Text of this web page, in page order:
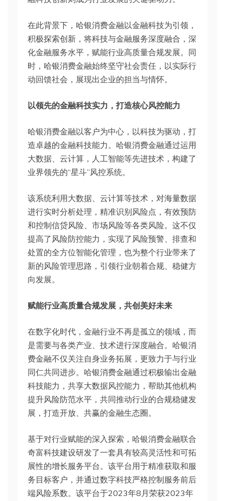
在此背景下，哈银消费金融以金融科技为引领，
积极探索创新，将科技与金融服务深度融合，深
化金融服务水平，赋能行业高质量合规发展。同
时，哈银消费金融始终坚守社会责任，以实际行
动回馈社会，展现出企业的担当与情怀。
以领先的金融科技实力，打造核心风控能力
哈银消费金融以客户为中心，以科技为驱动，打
造卓越的金融科技能力。哈银消费金融通过运用
大数据、云计算，人工智能等先进技术，构建了
业界领先的“星斗”风控系统。
该系统利用大数据、云计算等技术，对海量数据
进行实时分析处理，精准识别风险点，有效预防
和控制信贷风险、市场风险等各类风险。这不仅
提高了风险防控能力，实现了风险预警、排查和
处置的全方位智能化管理，也为整个行业带来了
新的风险管理思路，引领行业朝着合规、稳健方
向发展。
赋能行业高质量合规发展，共创美好未来
在数字化时代，金融行业不再是孤立的领域，而
是需要与各类产业、技术进行深度融合。哈银消
费金融不仅关注自身业务拓展，更致力于与行业
同仁共同进步。哈银消费金融通过积极输出金融
科技能力，共享大数据风控能力，帮助其他机构
提升风险防范水平，共同推动行业的合规稳健发
展，打造开放、共赢的金融生态圈。
基于对行业赋能的深入探索，哈银消费金融联合
奇富科技建设研发了一套具有较高灵活性和可拓
展性的增长服务平台。该平台用于精准获取和服
务目标客户，并通过数字科技严格控制服务前后
端风险系数。该平台于2023年8月荣获2023年